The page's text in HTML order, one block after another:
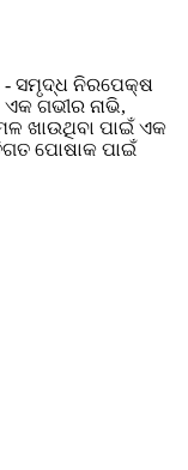
ସମୃଦ୍ଧ ନିରପେକ୍ଷ
ଗଭୀର ନାଭି,
ଖାଉଥିବା ପାଇଁ ଏକ
ପୋଷାକ ପାଇଁ